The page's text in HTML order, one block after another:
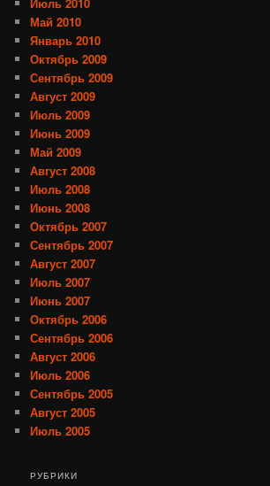
Май 2010
Январь 2010
Октябрь 2009
Сентябрь 2009
Август 2009
Июль 2009
Июнь 2009
Май 2009
Август 2008
Июль 2008
Июнь 2008
Октябрь 2007
Сентябрь 2007
Август 2007
Июль 2007
Июнь 2007
Октябрь 2006
Сентябрь 2006
Август 2006
Июль 2006
Сентябрь 2005
Август 2005
Июль 2005
РУБРИКИ